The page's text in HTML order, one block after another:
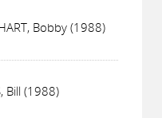
Bobby (1988)
Bill (1988)